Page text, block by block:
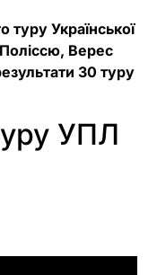
туру Української
Верес
30 туру
УПЛ